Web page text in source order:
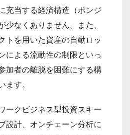
充当する経済構造（ポンジ
少なくありません。また、
トを用いた資産の自動ロッ
による流動性の制限といっ
加者の離脱を困難にする構
ます。
ークビジネス型投資スキー
設計、オンチェーン分析に